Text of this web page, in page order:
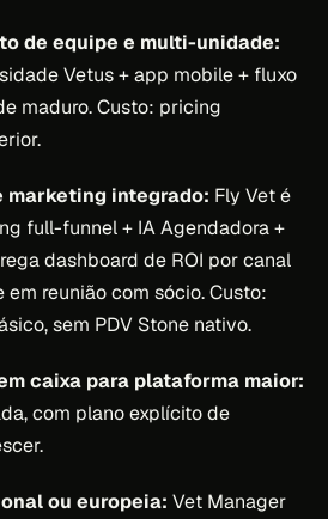
de equipe e multi-unidade:
Vetus + app mobile + fluxo
maduro. Custo: pricing
marketing integrado: Fly Vet é
full-funnel + IA Agendadora +
dashboard de ROI por canal
reunião com sócio. Custo:
sem PDV Stone nativo.
caixa para plataforma maior:
com plano explícito de
ou europeia: Vet Manager